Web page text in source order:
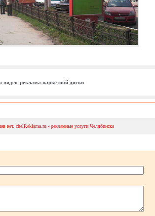
реклама паркетной доски
нет. chelReklama.ru - рекламные услуги Челябинска